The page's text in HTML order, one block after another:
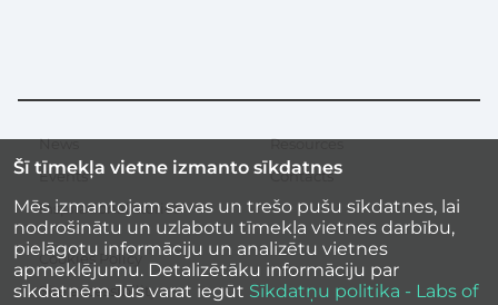
Šī tīmekļa vietne izmanto sīkdatnes
Mēs izmantojam savas un trešo pušu sīkdatnes, lai
nodrošinātu un uzlabotu tīmekļa vietnes darbību,
pielāgotu informāciju un analizētu vietnes
apmeklējumu. Detalizētāku informāciju par
sīkdatnēm Jūs varat iegūt Sīkdatņu politika - Labs of
Secondary
menu
News
Events
Inspirational stories
Resources
Contacts
Cookies Policy
Site accessibility